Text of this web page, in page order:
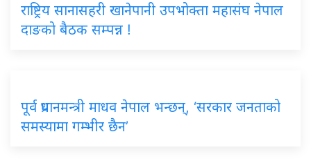
राष्ट्रिय सानासहरी खानेपानी उपभोक्ता महासंघ नेपाल
दाङको बैठक सम्पन्न !
पूर्व प्रधानमन्त्री माधव नेपाल भन्छन्, ‘सरकार जनताको
समस्यामा गम्भीर छैन’